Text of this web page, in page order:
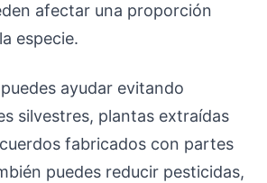
afectar una proporción
especie.
ayudar evitando
silvestres, plantas extraídas
fabricados con partes
puedes reducir pesticidas,